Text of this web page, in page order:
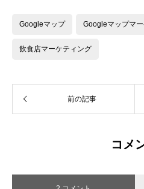
Googleマップ Googleマップマ
飲食店マーケティング
前の記事
コメ